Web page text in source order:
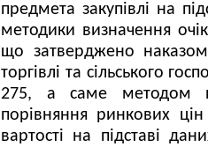
предмета закупівлі на
методики визначення
що затверджено наказом
торгівлі та сільського
275, а саме методом
порівняння ринкових
вартості на підставі